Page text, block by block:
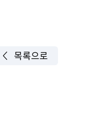
목록으로